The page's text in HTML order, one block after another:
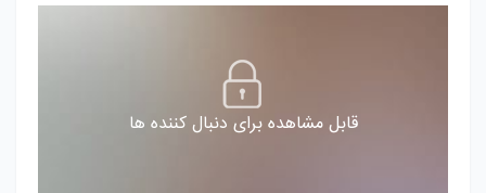
قابل مشاهده برای دنبال کننده ها